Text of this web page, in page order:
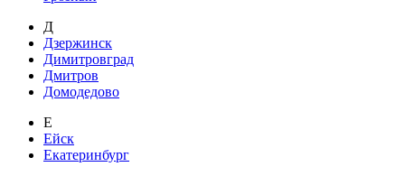
Д
Дзержинск
Димитровград
Дмитров
Домодедово
Е
Ейск
Екатеринбург